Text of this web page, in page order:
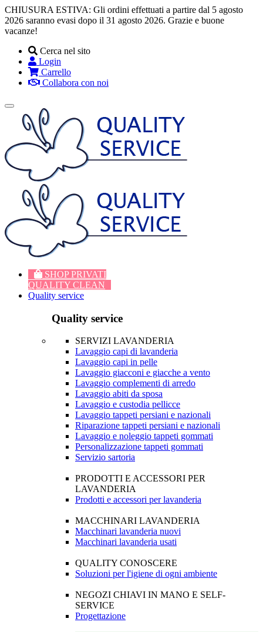
CHIUSURA ESTIVA: Gli ordini effettuati a partire dal 5 agosto
2026 saranno evasi dopo il 31 agosto 2026. Grazie e buone
vacanze!
Cerca nel sito
Login
Carrello
Collabora con noi
Toggle
navigation
SHOP PRIVATI
QUALITY CLEAN
Quality service
Quality service
SERVIZI LAVANDERIA
Lavaggio capi di lavanderia
Lavaggio capi in pelle
Lavaggio giacconi e giacche a vento
Lavaggio complementi di arredo
Lavaggio abiti da sposa
Lavaggio e custodia pellicce
Lavaggio tappeti persiani e nazionali
Riparazione tappeti persiani e nazionali
Lavaggio e noleggio tappeti gommati
Personalizzazione tappeti gommati
Servizio sartoria
PRODOTTI E ACCESSORI PER
LAVANDERIA
Prodotti e accessori per lavanderia
MACCHINARI LAVANDERIA
Macchinari lavanderia nuovi
Macchinari lavanderia usati
QUALITY CONOSCERE
Soluzioni per l'igiene di ogni ambiente
NEGOZI CHIAVI IN MANO E SELF-
SERVICE
Progettazione